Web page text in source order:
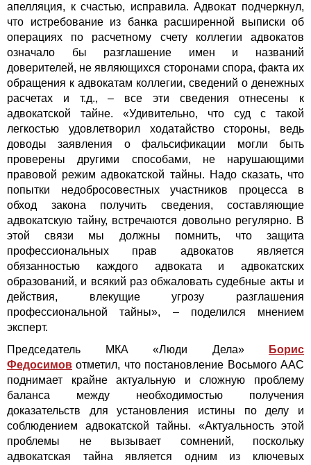
апелляция, к счастью, исправила. Адвокат подчеркнул,
что истребование из банка расширенной выписки об
операциях по расчетному счету коллегии адвокатов
означало бы разглашение имен и названий
доверителей, не являющихся сторонами спора, факта их
обращения к адвокатам коллегии, сведений о денежных
расчетах и т.д., – все эти сведения отнесены к
адвокатской тайне. «Удивительно, что суд с такой
легкостью удовлетворил ходатайство стороны, ведь
доводы заявления о фальсификации могли быть
проверены другими способами, не нарушающими
правовой режим адвокатской тайны. Надо сказать, что
попытки недобросовестных участников процесса в
обход закона получить сведения, составляющие
адвокатскую тайну, встречаются довольно регулярно. В
этой связи мы должны помнить, что защита
профессиональных прав адвокатов является
обязанностью каждого адвоката и адвокатских
образований, и всякий раз обжаловать судебные акты и
действия, влекущие угрозу разглашения
профессиональной тайны», – поделился мнением
эксперт.
Председатель МКА «Люди Дела»
Борис
Федосимов отметил, что постановление Восьмого ААС
поднимает крайне актуальную и сложную проблему
баланса между необходимостью получения
доказательств для установления истины по делу и
соблюдением адвокатской тайны. «Актуальность этой
проблемы не вызывает сомнений, поскольку
адвокатская тайна является одним из ключевых